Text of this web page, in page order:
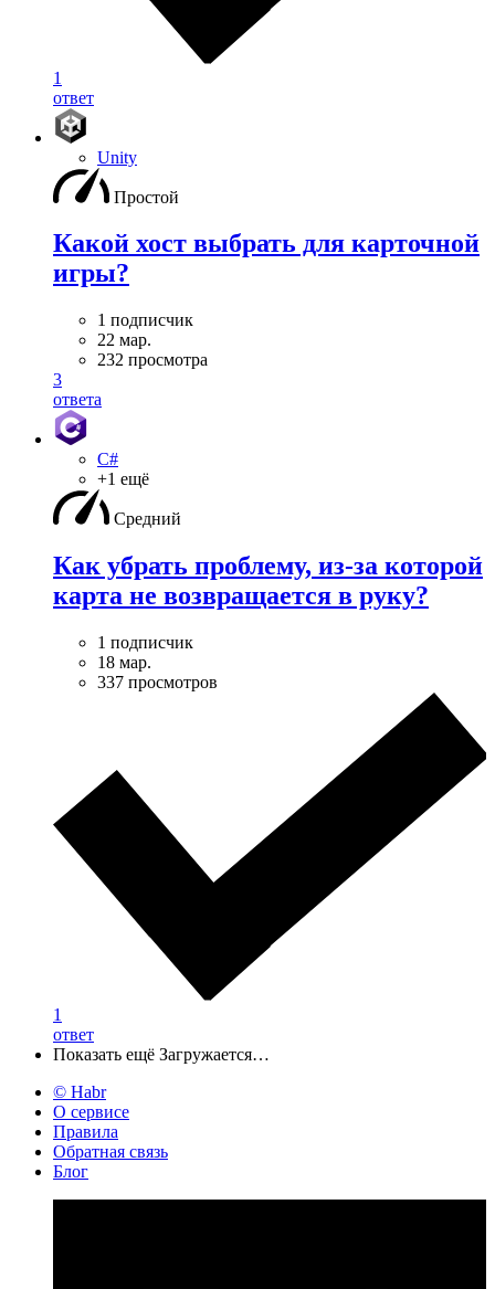
1
ответ
Unity
Простой
Какой хост выбрать для карточной
игры?
1 подписчик
22 мар.
232 просмотра
3
ответа
C#
+1 ещё
Средний
Как убрать проблему, из-за которой
карта не возвращается в руку?
1 подписчик
18 мар.
337 просмотров
1
ответ
Показать ещё Загружается…
© Habr
О сервисе
Правила
Обратная связь
Блог